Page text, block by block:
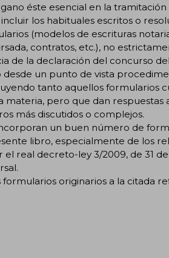
éste esencial en la
los habituales escritos o
(modelos de escrituras
contratos, etc.), no
de la declaración del concurso
un punto de vista
tanto aquellos formularios
materia, pero que dan respuestas
más discutidos o complejos.
un buen número de
libro, especialmente de los
real decreto-ley 3/2009, de 31
originarios a la citada